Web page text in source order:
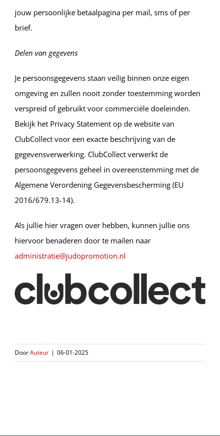
jouw persoonlijke betaalpagina per mail, sms of per
brief.
Delen van gegevens
Je persoonsgegevens staan veilig binnen onze eigen
omgeving en zullen nooit zonder toestemming worden
verspreid of gebruikt voor commerciële doeleinden.
Bekijk het Privacy Statement op de website van
ClubCollect voor een exacte beschrijving van de
gegevensverwerking. ClubCollect verwerkt de
persoonsgegevens geheel in overeenstemming met de
Algemene Verordening Gegevensbescherming (EU
2016/679.13-14).
Als jullie hier vragen over hebben, kunnen jullie ons
hiervoor benaderen door te mailen naar
administratie@judopromotion.nl
DoorAuteur | 06-01-2025